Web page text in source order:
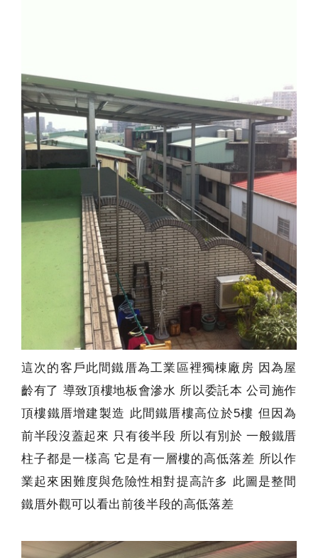
這次的客戶此間鐵厝為工業區裡獨棟廠房 因為屋
齡有了 導致頂樓地板會滲水 所以委託本 公司施作
頂樓鐵厝增建製造 此間鐵厝樓高位於5樓 但因為
前半段沒蓋起來 只有後半段 所以有別於 一般鐵厝
柱子都是一樣高 它是有一層樓的高低落差 所以作
業起來困難度與危險性相對提高許多 此圖是整間
鐵厝外觀可以看出前後半段的高低落差